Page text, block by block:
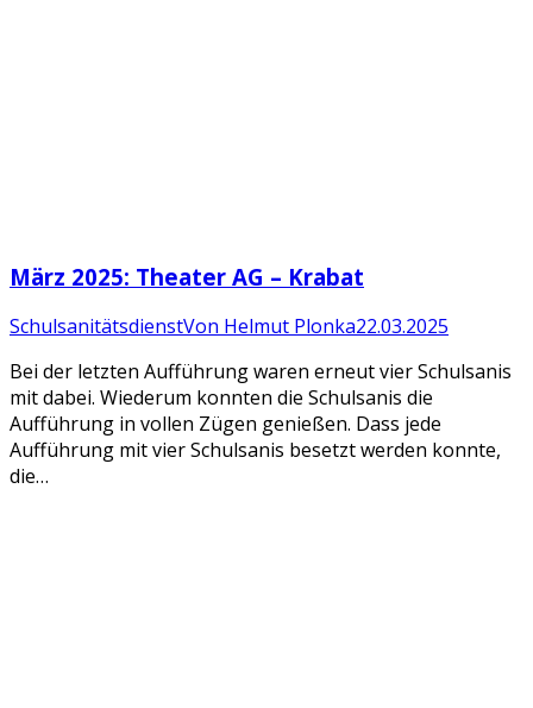
März 2025: Theater AG – Krabat
SchulsanitätsdienstVon Helmut Plonka22.03.2025
Bei der letzten Aufführung waren erneut vier Schulsanis
mit dabei. Wiederum konnten die Schulsanis die
Aufführung in vollen Zügen genießen. Dass jede
Aufführung mit vier Schulsanis besetzt werden konnte,
die…